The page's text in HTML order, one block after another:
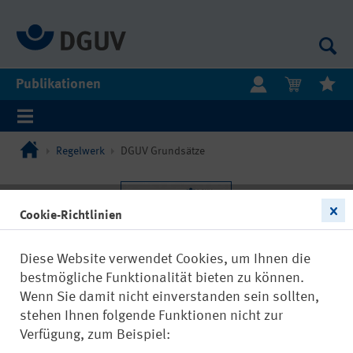
Publikationen
Regelwerk DGUV Grundsätze
Cookie-Richtlinien
Diese Website verwendet Cookies, um Ihnen die
bestmögliche Funktionalität bieten zu können.
Wenn Sie damit nicht einverstanden sein sollten,
stehen Ihnen folgende Funktionen nicht zur
Verfügung, zum Beispiel: